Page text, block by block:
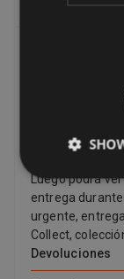
Los
entrega, por lo
conveniente.
gratuita.
Luego podrá
entrega
urgente,
Collect,
Devoluciones